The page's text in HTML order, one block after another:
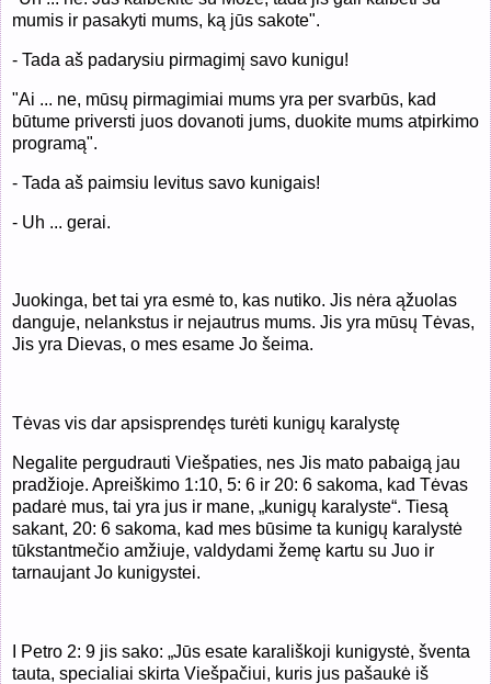
mumis ir pasakyti mums, ką jūs sakote".
- Tada aš padarysiu pirmagimį savo kunigu!
"Ai ... ne, mūsų pirmagimiai mums yra per svarbūs, kad
būtume priversti juos dovanoti jums, duokite mums atpirkimo
programą".
- Tada aš paimsiu levitus savo kunigais!
- Uh ... gerai.
Juokinga, bet tai yra esmė to, kas nutiko. Jis nėra ąžuolas
danguje, nelankstus ir nejautrus mums. Jis yra mūsų Tėvas,
Jis yra Dievas, o mes esame Jo šeima.
Tėvas vis dar apsisprendęs turėti kunigų karalystę
Negalite pergudrauti Viešpaties, nes Jis mato pabaigą jau
pradžioje. Apreiškimo 1:10, 5: 6 ir 20: 6 sakoma, kad Tėvas
padarė mus, tai yra jus ir mane, „kunigų karalyste“. Tiesą
sakant, 20: 6 sakoma, kad mes būsime ta kunigų karalystė
tūkstantmečio amžiuje, valdydami žemę kartu su Juo ir
tarnaujant Jo kunigystei.
I Petro 2: 9 jis sako: „Jūs esate karališkoji kunigystė, šventa
tauta, specialiai skirta Viešpačiui, kuris jus pašaukė iš